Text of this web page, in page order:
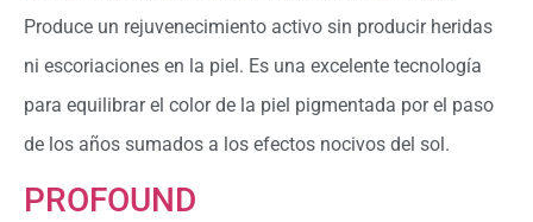
Produce un rejuvenecimiento activo sin producir heridas
ni escoriaciones en la piel. Es una excelente tecnología
para equilibrar el color de la piel pigmentada por el paso
de los años sumados a los efectos nocivos del sol.
PROFOUND